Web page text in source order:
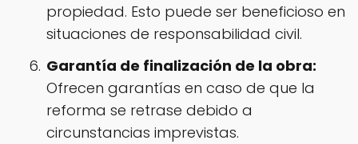
propiedad. Esto puede ser beneficioso en
situaciones de responsabilidad civil.
Garantía de finalización de la obra:
Ofrecen garantías en caso de que la
reforma se retrase debido a
circunstancias imprevistas.